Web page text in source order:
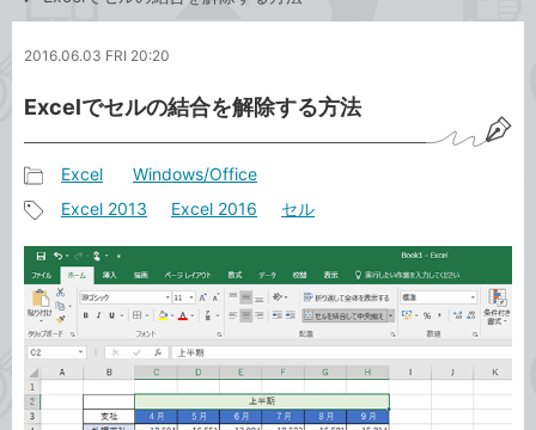
ネ
ト
2016.06.03 FRI 20:20
Excelでセルの結合を解除する方法
事
カ
テ
ゴ
リ
Excel Windows/Office
事
タ
グ
Excel 2013 Excel 2016 セル